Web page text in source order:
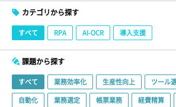
カテゴリから探す
すべて RPA AI-OCR 導入支援
課題から探す
すべて 業務効率化 生産性向上 ツール
自動化
業務選定 帳票業務 経費精算